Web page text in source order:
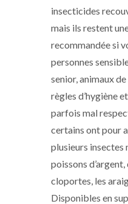
insecticides
mais ils restent
recommandée si
personnes
senior, animaux
règles d’hygiène
parfois mal
certains ont pour
plusieurs insectes
poissons
cloportes, les
Disponibles en